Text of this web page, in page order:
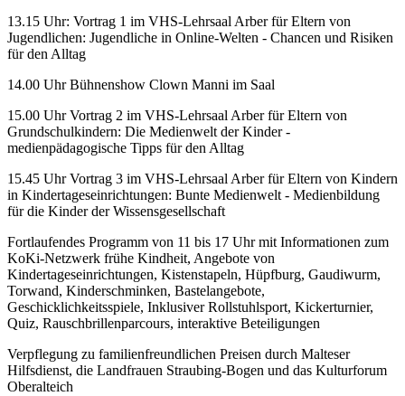
13.15 Uhr: Vortrag 1 im VHS-Lehrsaal Arber für Eltern von
Jugendlichen: Jugendliche in Online-Welten - Chancen und Risiken
für den Alltag
14.00 Uhr Bühnenshow Clown Manni im Saal
15.00 Uhr Vortrag 2 im VHS-Lehrsaal Arber für Eltern von
Grundschulkindern: Die Medienwelt der Kinder -
medienpädagogische Tipps für den Alltag
15.45 Uhr Vortrag 3 im VHS-Lehrsaal Arber für Eltern von Kindern
in Kindertageseinrichtungen: Bunte Medienwelt - Medienbildung
für die Kinder der Wissensgesellschaft
Fortlaufendes Programm von 11 bis 17 Uhr mit Informationen zum
KoKi-Netzwerk frühe Kindheit, Angebote von
Kindertageseinrichtungen, Kistenstapeln, Hüpfburg, Gaudiwurm,
Torwand, Kinderschminken, Bastelangebote,
Geschicklichkeitsspiele, Inklusiver Rollstuhlsport, Kickerturnier,
Quiz, Rauschbrillenparcours, interaktive Beteiligungen
Verpflegung zu familienfreundlichen Preisen durch Malteser
Hilfsdienst, die Landfrauen Straubing-Bogen und das Kulturforum
Oberalteich